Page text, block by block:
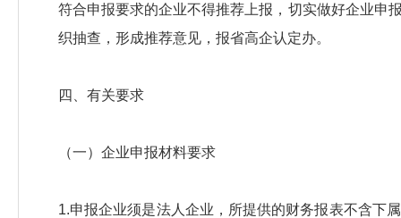
符合申报要求的企业不得推荐上报，切实做好企业申
织抽查，形成推荐意见，报省高企认定办。
四、有关要求
（一）企业申报材料要求
1.申报企业须是法人企业，所提供的财务报表不含下